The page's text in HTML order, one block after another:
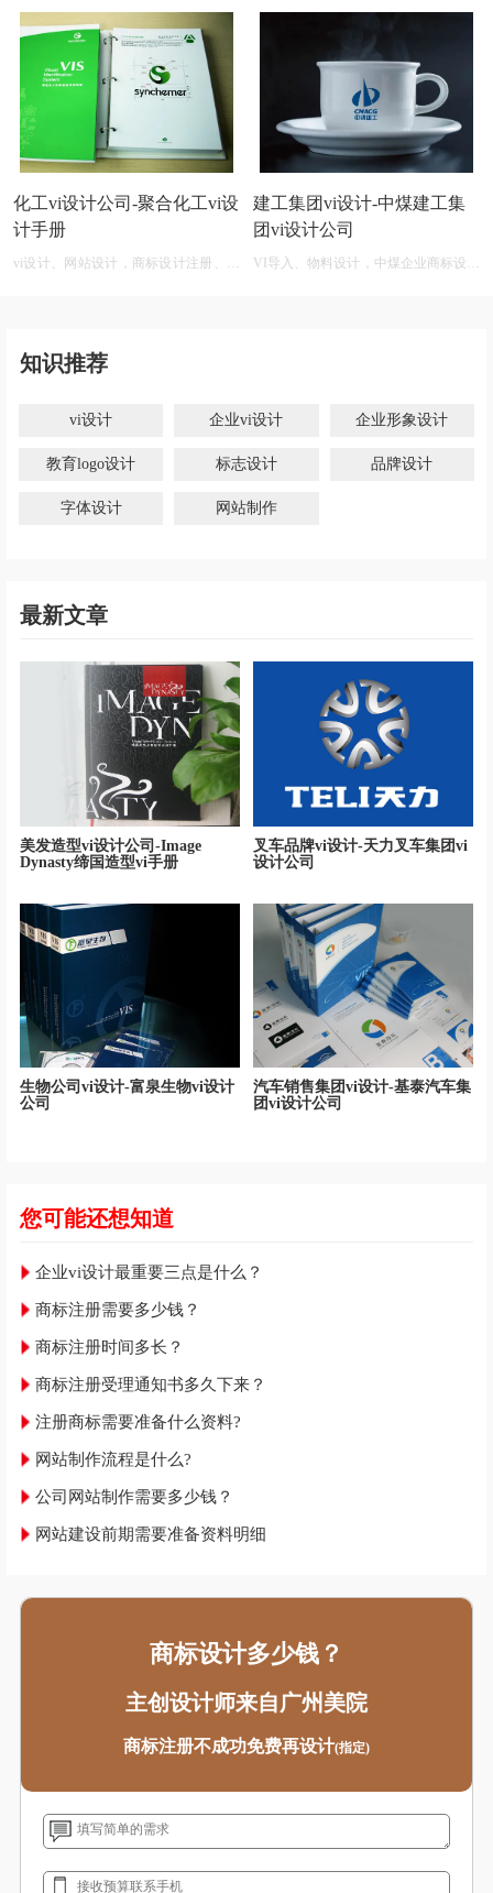
化工vi设计公司-聚合化工vi设
计手册
vi设计、网站设计，商标设计注册、化
建工集团vi设计-中煤建工集
团vi设计公司
VI导入、物料设计，中煤企业商标设计
知识推荐
vi设计 企业vi设计 企业形象设计
教育logo设计 标志设计 品牌设计
字体设计 网站制作
最新文章
美发造型vi设计公司-Image
Dynasty缔国造型vi手册
叉车品牌vi设计-天力叉车集团vi
设计公司
生物公司vi设计-富泉生物vi设计
公司
汽车销售集团vi设计-基泰汽车集
团vi设计公司
您可能还想知道
企业vi设计最重要三点是什么？
商标注册需要多少钱？
商标注册时间多长？
商标注册受理通知书多久下来？
注册商标需要准备什么资料?
网站制作流程是什么?
公司网站制作需要多少钱？
网站建设前期需要准备资料明细
商标设计多少钱？
主创设计师来自广州美院
商标注册不成功免费再设计(指定)